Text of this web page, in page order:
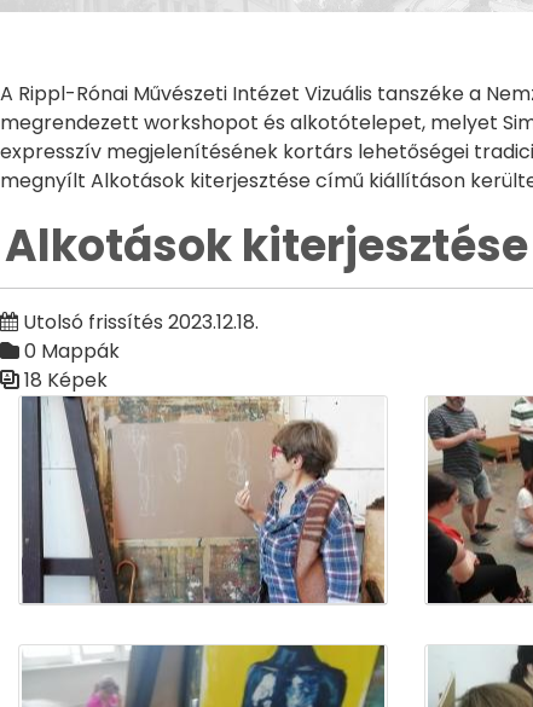
A Rippl-Rónai Művészeti Intézet Vizuális tanszéke a
megrendezett workshopot és alkotótelepet, melyet
expresszív megjelenítésének kortárs lehetőségei
megnyílt Alkotások kiterjesztése című kiállításon
Alkotások
Utolsó frissítés 2023.12.18.
0 Mappák
18 Képek
Médiatár